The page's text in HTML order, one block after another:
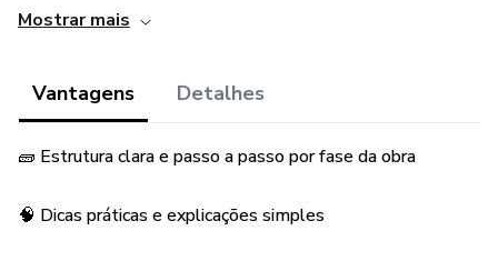
projetos, licenças, orçamentos e contratações.
Execução – Etapas da obra, do canteiro até o paisagismo,
Mostrar mais
Vantagens Detalhes
🧱 Estrutura clara e passo a passo por fase da obra
🧠 Dicas práticas e explicações simples